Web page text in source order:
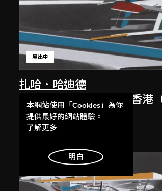
扎哈．哈迪德
展出中
大堂設計，山頂項目，香港
競賽）
1983/2012
本網站使用「Cookies」為你
提供最好的網站體驗。
了解更多
明白